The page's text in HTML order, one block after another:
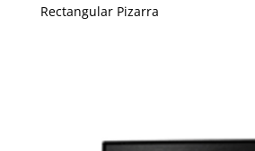
Rectangular Pizarra